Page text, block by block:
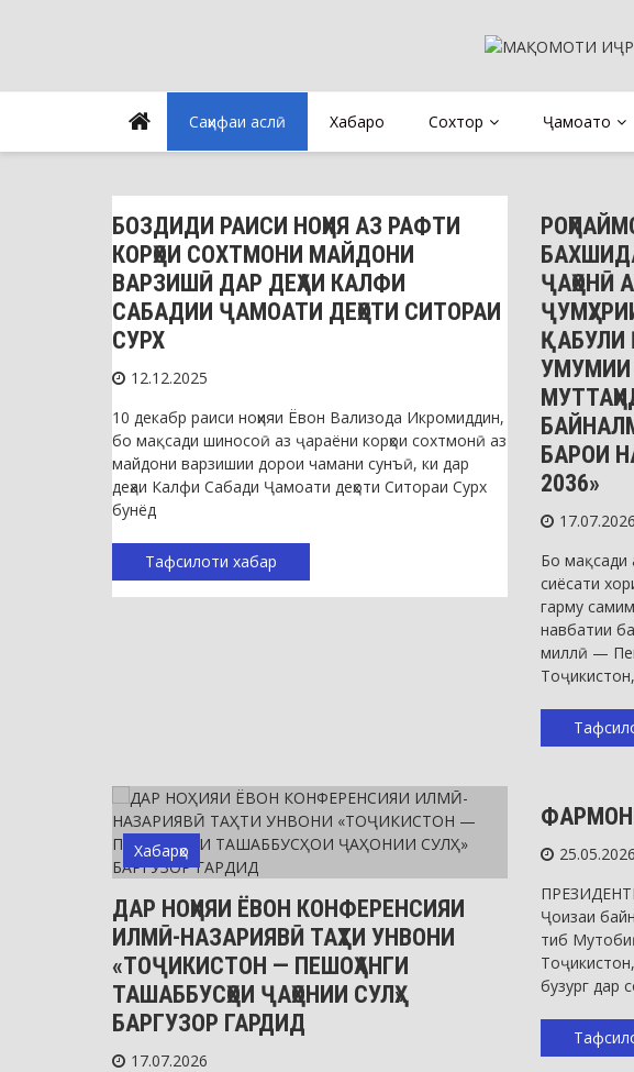
Cаҳифаи аслӣ Хабарҳо Сохтор Ҷамоатҳо
БОЗДИДИ РАИСИ НОҲИЯ АЗ РАФТИ
КОРҲОИ СОХТМОНИ МАЙДОНИ
ВАРЗИШӢ ДАР ДЕҲАИ КАЛФИ
САБАДИИ ҶАМОАТИ ДЕҲОТИ СИТОРАИ
СУРХ
12.12.2025
10 декабр раиси ноҳияи Ёвон Вализода Икромиддин,
бо мақсади шиносоӣ аз ҷараёни корҳои сохтмонӣ аз
майдони варзишии дорои чамани сунъӣ, ки дар
деҳаи Калфи Сабади Ҷамоати деҳоти Ситораи Сурх
бунёд
Тафсилоти хабар
ҶАҲОНӢ
БАРОИ
2036»
17.07.2026
Бо мақсади
сиёсати
гарму
навбатии
миллӣ —
Тоҷикистон,
Хабарҳо
ДАР НОҲИЯИ ЁВОН КОНФЕРЕНСИЯИ
ИЛМӢ-НАЗАРИЯВӢ ТАҲТИ УНВОНИ
«ТОҶИКИСТОН — ПЕШОҲАНГИ
ТАШАББУСҲОИ ҶАҲОНИИ СУЛҲ»
БАРГУЗОР ГАРДИД
17.07.2026
25.05.2026
Ҷоизаи
тиб
бузург дар